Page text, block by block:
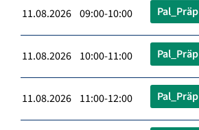
11.08.2026 09:00-10:00 Pal_Präp
11.08.2026 10:00-11:00 Pal_Präp
11.08.2026 11:00-12:00 Pal_Präp